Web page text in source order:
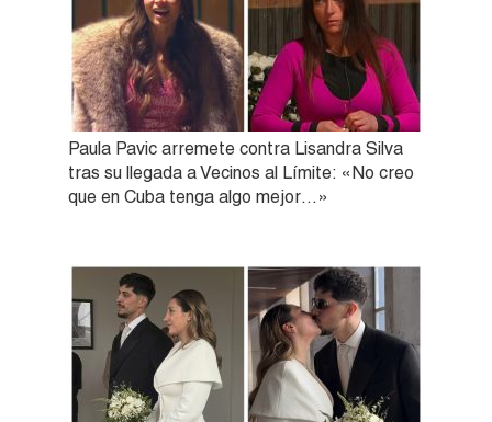
Paula Pavic arremete contra Lisandra Silva
tras su llegada a Vecinos al Límite: «No creo
que en Cuba tenga algo mejor…»